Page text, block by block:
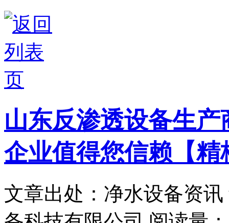
山东反渗透设备生
企业值得您信赖【精
文章出处：净水设备资讯